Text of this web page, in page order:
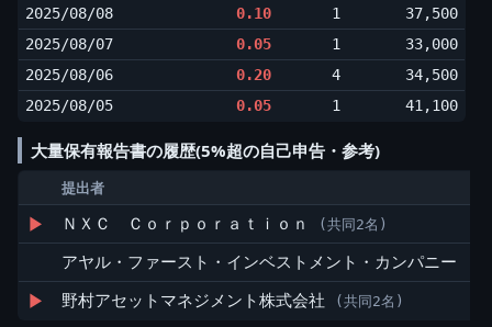
2025/08/08 0.10 1
37,500
2025/08/07
0.05 1
33,000
2025/08/06
0.20 4
34,500
2025/08/05
0.05 1 41,100
大量保有報告書の履歴(5%超の自己申告・参考)
提出者
▶ ＮＸＣ Ｃｏｒｐｏｒａｔｉｏｎ (共同2名)
アヤル・ファースト・インベストメント・カンパニー
▶ 野村アセットマネジメント株式会社 (共同2名)